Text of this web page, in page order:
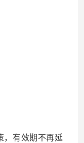
，有效期不再延